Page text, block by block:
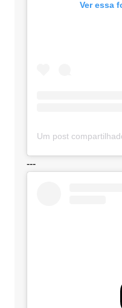
Ver essa
---